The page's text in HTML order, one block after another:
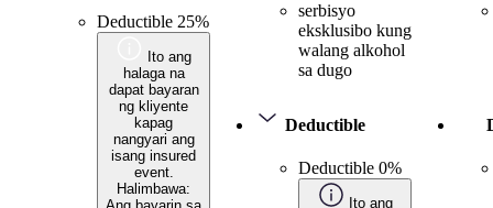
Deductible 25%
Ito ang
halaga na
dapat bayaran
ng kliyente
kapag
nangyari ang
isang insured
event.
Halimbawa:
serbisyo
eksklusibo kung
walang alkohol
sa dugo
Deductible
Deductible 0%
Ito ang